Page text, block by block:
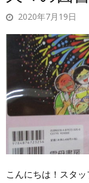
2020年7月19日
こんにちは！スタ